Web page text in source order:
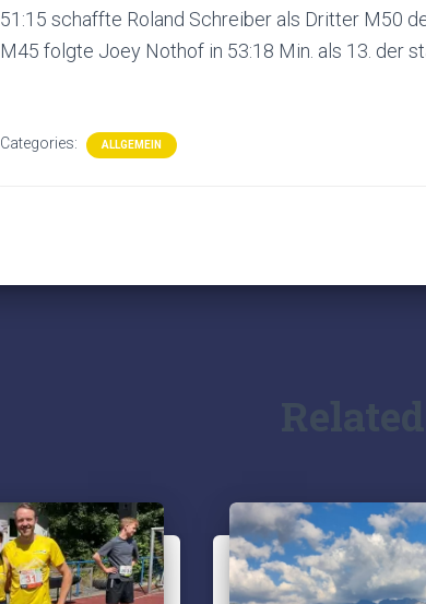
51:15 schaffte Roland Schreiber als Dritter M50
M45 folgte Joey Nothof in 53:18 Min. als 13. der
Categories: ALLGEMEIN